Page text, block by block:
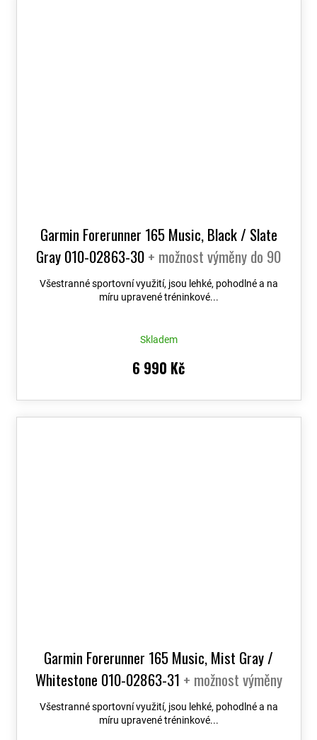
Garmin Forerunner 165 Music, Black / Slate
Gray 010-02863-30+ možnost výměny do 90
dní
Všestranné sportovní využití, jsou lehké, pohodlné a na
míru upravené tréninkové...
Skladem
6 990 Kč
Garmin Forerunner 165 Music, Mist Gray /
Whitestone 010-02863-31 + možnost výměny
do 90 dní
Všestranné sportovní využití, jsou lehké, pohodlné a na
míru upravené tréninkové...